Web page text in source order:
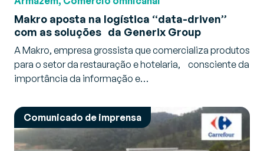
Makro aposta na logística “data-driven”
com as soluções da Generix Group
A Makro, empresa grossista que comercializa produtos
para o setor da restauração e hotelaria, consciente da
importância da informação e…
Comunicado de imprensa